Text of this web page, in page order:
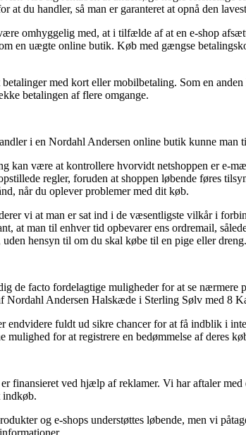
at du handler, så man er garanteret at opnå den
omhyggelig med, at i tilfælde af at en e-shop
en uægte online butik. Køb med gængse
med kort eller mobilbetaling. Som en
betalingen af flere omgange.
i en Nordahl Andersen online butik kunne man
kan være at kontrollere hvorvidt netshoppen er e-
regler, foruden at shoppen løbende føres
når du oplever problemer med dit køb.
vi at man er sat ind i de væsentligste vilkår i
at man til enhver tid opbevarer ens ordremail,
hensyn til om du skal købe til en pige eller dreng.
de facto fordelagtige muligheder for at se nærmere
Nordahl Andersen Halskæde i Sterling Sølv med 8
endvidere fuldt ud sikre chancer for at få indblik i
mulighed for at registrere en bedømmelse af deres
finansieret ved hjælp af reklamer. Vi har aftaler
indkøb.
og e-shops understøttes løbende, men vi